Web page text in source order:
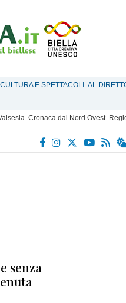
CULTURA E SPETTACOLI AL
Cronaca dal Nord Ovest
senza